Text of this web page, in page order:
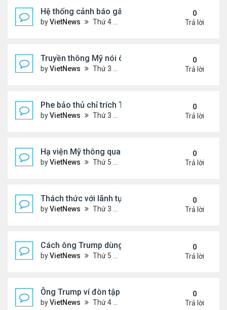
Hệ thống cảnh báo gây tranh cãi trong thảm kịch
byVietNews Thứ 4 Tháng 7 09, 2025 5:42 pm
0
Trả lời
Truyền thông Mỹ nói ông Trump muốn chuyển 10
byVietNews Thứ 3 Tháng 7 08, 2025 5:14 pm
0
Trả lời
Phe bảo thủ chỉ trích Tổng thống Iran 'mềm
byVietNews Thứ 3 Tháng 7 08, 2025 8:27 am
0
Trả lời
Hạ viện Mỹ thông qua 'dự luật to đẹp'
byVietNews Thứ 5 Tháng 7 03, 2025 4:26 pm
0
Trả lời
Thách thức với lãnh tụ tối cao Iran hậu xung đột
byVietNews Thứ 3 Tháng 7 01, 2025 8:46 am
0
Trả lời
Cách ông Trump dùng mạng xã hội để dập lửa
byVietNews Thứ 5 Tháng 6 26, 2025 4:33 pm
0
Trả lời
Ông Trump ví đòn tập kích Iran với vụ ném bom
byVietNews Thứ 4 Tháng 6 25, 2025 5:43 pm
0
Trả lời